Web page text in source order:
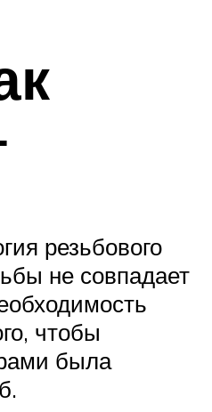
резьбового
не совпадает
чтобы
была